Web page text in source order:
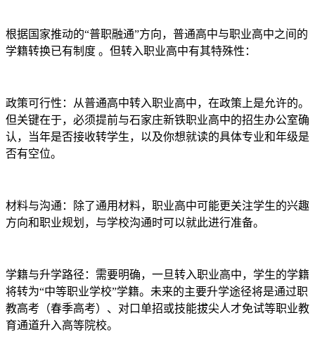
根据国家推动的“普职融通”方向，普通高中与职业高中之间的
学籍转换已有制度 。但转入职业高中有其特殊性：
政策可行性：从普通高中转入职业高中，在政策上是允许的。
但关键在于，必须提前与石家庄新铁职业高中的招生办公室确
认，当年是否接收转学生，以及你想就读的具体专业和年级是
否有空位。
材料与沟通：除了通用材料，职业高中可能更关注学生的兴趣
方向和职业规划，与学校沟通时可以就此进行准备。
学籍与升学路径：需要明确，一旦转入职业高中，学生的学籍
将转为“中等职业学校”学籍。未来的主要升学途径将是通过职
教高考（春季高考）、对口单招或技能拔尖人才免试等职业教
育通道升入高等院校。